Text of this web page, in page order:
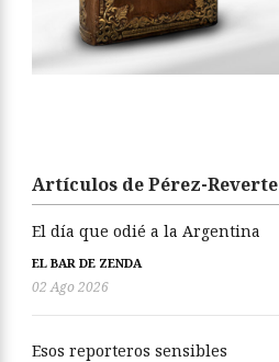
Artículos de Pérez-Reverte
El día que odié a la Argentina
EL BAR DE ZENDA
02 Ago 2026
Esos reporteros sensibles